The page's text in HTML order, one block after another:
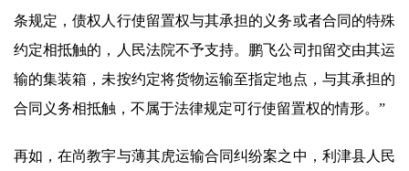
条规定，债权人行使留置权与其承担的义务或者合同的特殊
约定相抵触的，人民法院不予支持。鹏飞公司扣留交由其运
输的集装箱，未按约定将货物运输至指定地点，与其承担的
合同义务相抵触，不属于法律规定可行使留置权的情形。”
再如，在尚教宇与薄其虎运输合同纠纷案之中，利津县人民